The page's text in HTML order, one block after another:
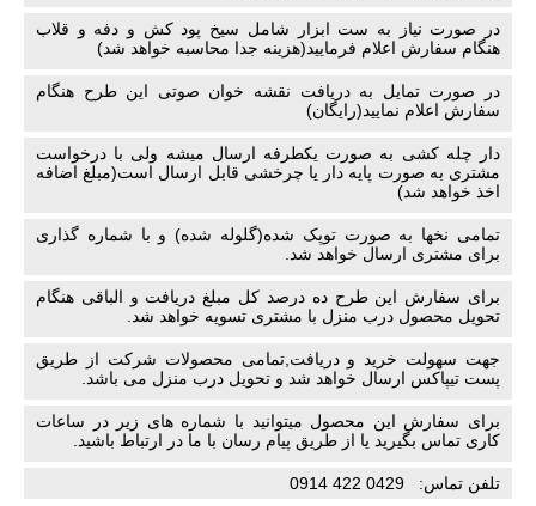
در صورت نیاز به ست ابزار شامل سیخ پود کش و دفه و قلاب
هنگام سفارش اعلام فرمایید(هزینه جدا محاسبه خواهد شد)
در صورت تمایل به دریافت نقشه خوان صوتی این طرح هنگام
سفارش اعلام نمایید(رایگان)
دار چله کشی به صورت یکطرفه ارسال میشه ولی با درخواست
مشتری به صورت پایه دار یا چرخشی قابل ارسال است(مبلغ اضافه
اخذ خواهد شد)
تمامی نخها به صورت توپک شده(گلوله شده) و با شماره گذاری
برای مشتری ارسال خواهد شد.
برای سفارش این طرح ده درصد کل مبلغ دریافت و الباقی هنگام
تحویل محصول درب منزل با مشتری تسویه خواهد شد.
جهت سهولت خرید و دریافت,تمامی محصولات شرکت از طریق
پست تیپاکس ارسال خواهد شد و تحویل درب منزل می باشد.
برای سفارش این محصول میتوانید با شماره های زیر در ساعات
کاری تماس بگیرید یا از طریق پیام رسان با ما در ارتباط باشید.
تلفن تماس: 0429 422 0914